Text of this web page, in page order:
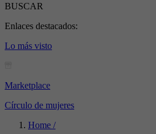
BUSCAR
Enlaces destacados:
Lo más visto
Marketplace
Círculo de mujeres
Home /